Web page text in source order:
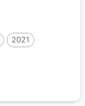
2021